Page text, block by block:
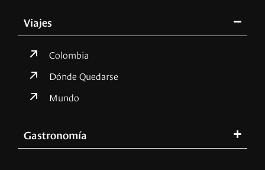
Viajes
Colombia
Dónde Quedarse
Mundo
Gastronomía